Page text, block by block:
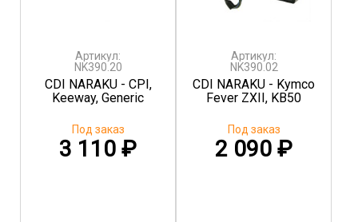
Артикул:
NK390.20
CDI NARAKU - CPI,
Keeway, Generic
3 110 ₽
Под заказ
Артикул:
NK390.02
CDI NARAKU - Kymco
Fever ZXII, KB50
2 090₽
Под заказ